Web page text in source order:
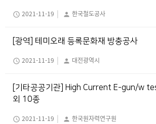
schedule 2021-11-19 | person 한국철도공사
[광역] 테미오래 등록문화재 방충공사
schedule 2021-11-19 | person 대전광역시
[기타공공기관] High Current E-gun/w
외 10종
schedule 2021-11-19 | person 한국원자력연구원